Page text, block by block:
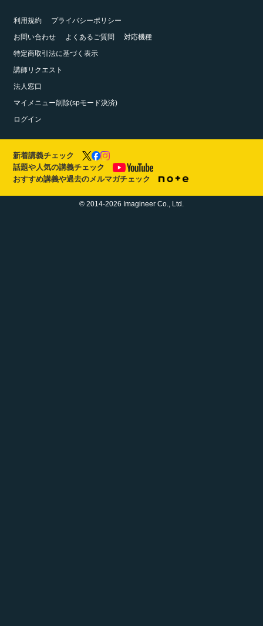
利用規約
プライバシーポリシー
お問い合わせ
よくあるご質問
対応機種
特定商取引法に基づく表示
講師リクエスト
法人窓口
マイメニュー削除(spモード決済)
ログイン
新着講義チェック
話題や人気の講義チェック
おすすめ講義や過去のメルマガチェック
© 2014-2026 Imagineer Co., Ltd.